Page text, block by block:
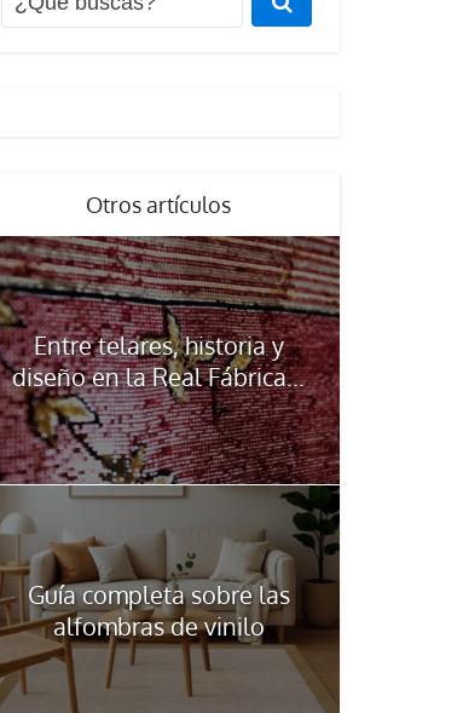
Otros artículos
Entre telares, historia y
diseño en la Real Fábrica...
Guía completa sobre las
alfombras de vinilo